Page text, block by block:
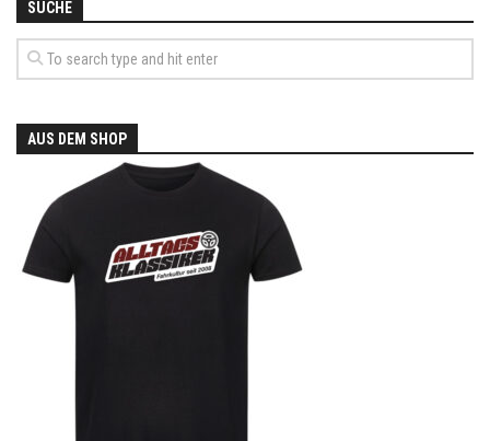
SUCHE
AUS DEM SHOP